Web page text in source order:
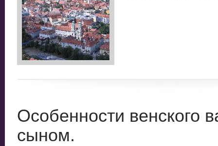
Особенности венского
сыном.